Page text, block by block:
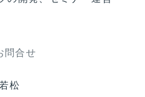
問合せ
松